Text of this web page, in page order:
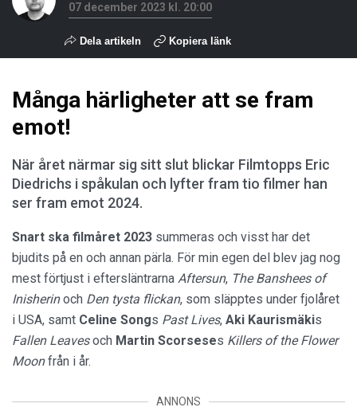
07 december 2023 kl. 20:00
Dela artikeln Kopiera länk
Många härligheter att se fram
emot!
När året närmar sig sitt slut blickar Filmtopps Eric
Diedrichs i spåkulan och lyfter fram tio filmer han
ser fram emot 2024.
Snart ska filmåret 2023 summeras och visst har det
bjudits på en och annan pärla. För min egen del blev jag nog
mest förtjust i eftersläntrarna Aftersun, The Banshees of
Inisherinoch Den tysta flickan, som släpptes under fjolåret
i USA, samt Celine Songs Past Lives, Aki Kaurismäkis
Fallen Leavesoch Martin Scorseses Killers of the Flower
Moonfrån i år.
ANNONS